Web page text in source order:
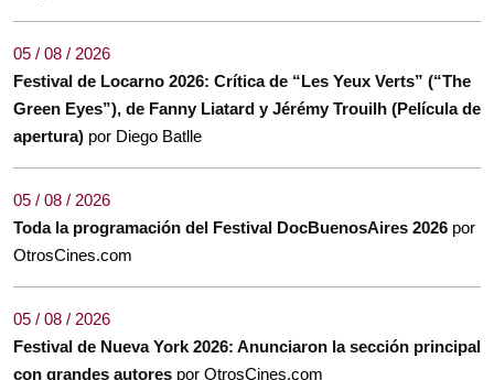
05 / 08 / 2026
Festival de Locarno 2026: Crítica de “Les Yeux Verts” (“The
Green Eyes”), de Fanny Liatard y Jérémy Trouilh (Película de
apertura) por Diego Batlle
05 / 08 / 2026
Toda la programación del Festival DocBuenosAires 2026 por
OtrosCines.com
05 / 08 / 2026
Festival de Nueva York 2026: Anunciaron la sección principal
con grandes autores por OtrosCines.com